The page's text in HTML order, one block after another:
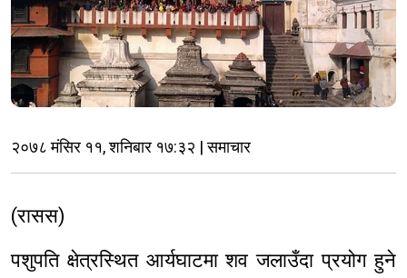
२०७८ मंसिर ११, शनिबार १७:३२ | समाचार
(रासस)
पशुपति क्षेत्रस्थित आर्यघाटमा शव जलाउँदा प्रयोग हुने